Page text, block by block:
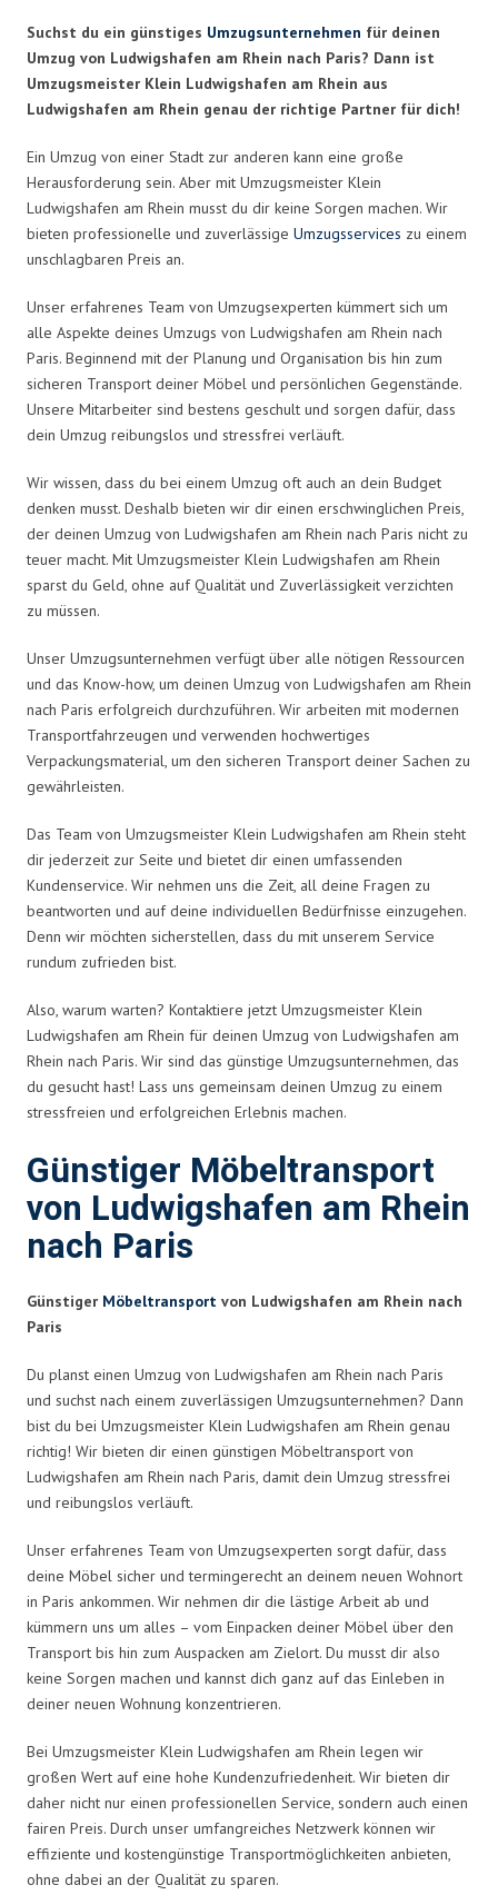
Suchst du ein günstiges Umzugsunternehmen für deinen
Umzug von Ludwigshafen am Rhein nach Paris? Dann ist
Umzugsmeister Klein Ludwigshafen am Rhein aus
Ludwigshafen am Rhein genau der richtige Partner für dich!
Ein Umzug von einer Stadt zur anderen kann eine große
Herausforderung sein. Aber mit Umzugsmeister Klein
Ludwigshafen am Rhein musst du dir keine Sorgen machen. Wir
bieten professionelle und zuverlässige Umzugsservices zu einem
unschlagbaren Preis an.
Unser erfahrenes Team von Umzugsexperten kümmert sich um
alle Aspekte deines Umzugs von Ludwigshafen am Rhein nach
Paris. Beginnend mit der Planung und Organisation bis hin zum
sicheren Transport deiner Möbel und persönlichen Gegenstände.
Unsere Mitarbeiter sind bestens geschult und sorgen dafür, dass
dein Umzug reibungslos und stressfrei verläuft.
Wir wissen, dass du bei einem Umzug oft auch an dein Budget
denken musst. Deshalb bieten wir dir einen erschwinglichen Preis,
der deinen Umzug von Ludwigshafen am Rhein nach Paris nicht zu
teuer macht. Mit Umzugsmeister Klein Ludwigshafen am Rhein
sparst du Geld, ohne auf Qualität und Zuverlässigkeit verzichten
zu müssen.
Unser Umzugsunternehmen verfügt über alle nötigen Ressourcen
und das Know-how, um deinen Umzug von Ludwigshafen am Rhein
nach Paris erfolgreich durchzuführen. Wir arbeiten mit modernen
Transportfahrzeugen und verwenden hochwertiges
Verpackungsmaterial, um den sicheren Transport deiner Sachen zu
gewährleisten.
Das Team von Umzugsmeister Klein Ludwigshafen am Rhein steht
dir jederzeit zur Seite und bietet dir einen umfassenden
Kundenservice. Wir nehmen uns die Zeit, all deine Fragen zu
beantworten und auf deine individuellen Bedürfnisse einzugehen.
Denn wir möchten sicherstellen, dass du mit unserem Service
rundum zufrieden bist.
Also, warum warten? Kontaktiere jetzt Umzugsmeister Klein
Ludwigshafen am Rhein für deinen Umzug von Ludwigshafen am
Rhein nach Paris. Wir sind das günstige Umzugsunternehmen, das
du gesucht hast! Lass uns gemeinsam deinen Umzug zu einem
stressfreien und erfolgreichen Erlebnis machen.
Günstiger Möbeltransport
von Ludwigshafen am Rhein
nach Paris
Günstiger Möbeltransport von Ludwigshafen am Rhein nach
Paris
Du planst einen Umzug von Ludwigshafen am Rhein nach Paris
und suchst nach einem zuverlässigen Umzugsunternehmen? Dann
bist du bei Umzugsmeister Klein Ludwigshafen am Rhein genau
richtig! Wir bieten dir einen günstigen Möbeltransport von
Ludwigshafen am Rhein nach Paris, damit dein Umzug stressfrei
und reibungslos verläuft.
Unser erfahrenes Team von Umzugsexperten sorgt dafür, dass
deine Möbel sicher und termingerecht an deinem neuen Wohnort
in Paris ankommen. Wir nehmen dir die lästige Arbeit ab und
kümmern uns um alles – vom Einpacken deiner Möbel über den
Transport bis hin zum Auspacken am Zielort. Du musst dir also
keine Sorgen machen und kannst dich ganz auf das Einleben in
deiner neuen Wohnung konzentrieren.
Bei Umzugsmeister Klein Ludwigshafen am Rhein legen wir
großen Wert auf eine hohe Kundenzufriedenheit. Wir bieten dir
daher nicht nur einen professionellen Service, sondern auch einen
fairen Preis. Durch unser umfangreiches Netzwerk können wir
effiziente und kostengünstige Transportmöglichkeiten anbieten,
ohne dabei an der Qualität zu sparen.